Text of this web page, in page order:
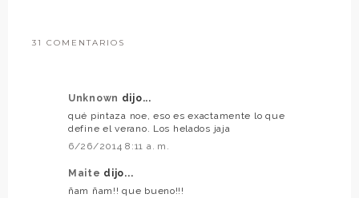
31 COMENTARIOS
Unknown dijo...
qué pintaza noe, eso es exactamente lo que
define el verano. Los helados jaja
6/26/2014 8:11 a. m.
Maite dijo...
ñam ñam!! que bueno!!!